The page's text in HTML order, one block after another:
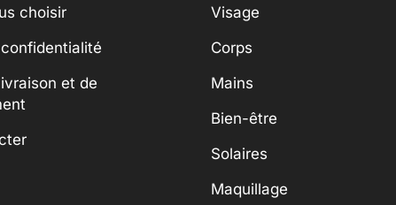
choisir
et de
Visage
Corps
Mains
Bien-être
Solaires
Maquillage